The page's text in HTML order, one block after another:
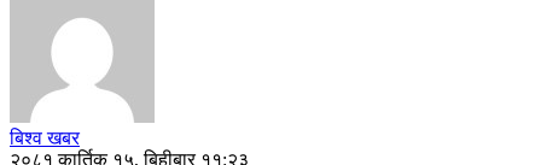
बिश्व खबर
२०८१ कार्तिक १५, बिहीबार ११:२३